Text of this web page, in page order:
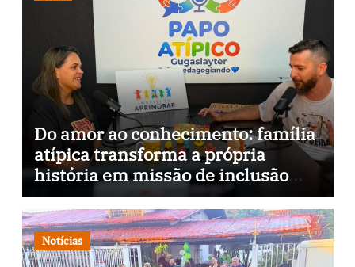
Do amor ao conhecimento: família
atípica transforma a própria
história em missão de inclusão
através da psicopedagogia, podcast
e arte nas ruas
Notícias